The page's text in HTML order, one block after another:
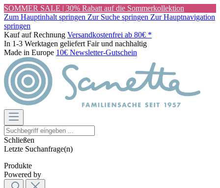
SOMMER SALE | 30% Rabatt auf die Sommerkollektion
Zum Hauptinhalt springen Zur Suche springen Zur Hauptnavigation
springen
Kauf auf Rechnung Versandkostenfrei ab 80€ *
In 1-3 Werktagen geliefert Fair und nachhaltig
Made in Europe 10€ Newsletter-Gutschein
Schließen
Letzte Suchanfrage(n)
Produkte
Powered by